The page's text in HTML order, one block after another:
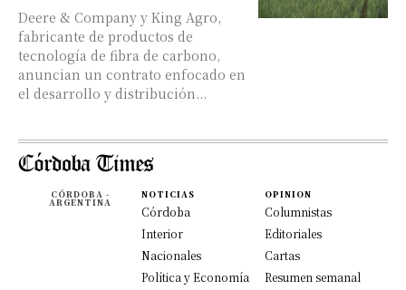
Deere & Company y King Agro,
fabricante de productos de
tecnología de fibra de carbono,
anuncian un contrato enfocado en
el desarrollo y distribución...
CÓRDOBA -
ARGENTINA
NOTICIAS
Córdoba
Interior
Nacionales
Política y Economía
OPINION
Columnistas
Editoriales
Cartas
Resumen semanal